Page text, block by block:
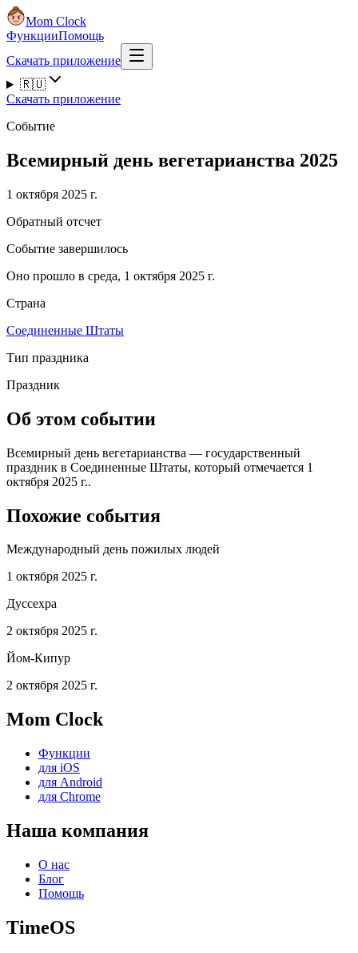
Mom Clock
ФункцииПомощь
Скачать приложение
🇷🇺
Скачать приложение
Событие
Всемирный день вегетарианства 2025
1 октября 2025 г.
Обратный отсчет
Событие завершилось
Оно прошло в среда, 1 октября 2025 г.
Страна
Соединенные Штаты
Тип праздника
Праздник
Об этом событии
Всемирный день вегетарианства — государственный
праздник в Соединенные Штаты, который отмечается 1
октября 2025 г..
Похожие события
Международный день пожилых людей
1 октября 2025 г.
Дуссехра
2 октября 2025 г.
Йом-Кипур
2 октября 2025 г.
Mom Clock
Функции
для iOS
для Android
для Chrome
Наша компания
О нас
Блог
Помощь
TimeOS